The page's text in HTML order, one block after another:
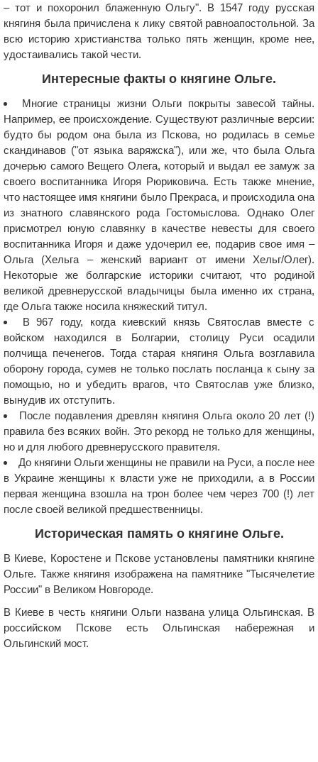
– тот и похоронил блаженную Ольгу". В 1547 году русская
княгиня была причислена к лику святой равноапостольной. За
всю историю христианства только пять женщин, кроме нее,
удостаивались такой чести.
Интересные факты о княгине Ольге.
Многие страницы жизни Ольги покрыты завесой тайны.
Например, ее происхождение. Существуют различные версии:
будто бы родом она была из Пскова, но родилась в семье
скандинавов ("от языка варяжска"), или же, что была Ольга
дочерью самого Вещего Олега, который и выдал ее замуж за
своего воспитанника Игоря Рюриковича. Есть также мнение,
что настоящее имя княгини было Прекраса, и происходила она
из знатного славянского рода Гостомыслова. Однако Олег
присмотрел юную славянку в качестве невесты для своего
воспитанника Игоря и даже удочерил ее, подарив свое имя –
Ольга (Хельга – женский вариант от имени Хельг/Олег).
Некоторые же болгарские историки считают, что родиной
великой древнерусской владычицы была именно их страна,
где Ольга также носила княжеский титул.
В 967 году, когда киевский князь Святослав вместе с
войском находился в Болгарии, столицу Руси осадили
полчища печенегов. Тогда старая княгиня Ольга возглавила
оборону города, сумев не только послать посланца к сыну за
помощью, но и убедить врагов, что Святослав уже близко,
вынудив их отступить.
После подавления древлян княгиня Ольга около 20 лет (!)
правила без всяких войн. Это рекорд не только для женщины,
но и для любого древнерусского правителя.
До княгини Ольги женщины не правили на Руси, а после нее
в Украине женщины к власти уже не приходили, а в России
первая женщина взошла на трон более чем через 700 (!) лет
после своей великой предшественницы.
Историческая память о княгине Ольге.
В Киеве, Коростене и Пскове установлены памятники княгине
Ольге. Также княгиня изображена на памятнике "Тысячелетие
России" в Великом Новгороде.
В Киеве в честь княгини Ольги названа улица Ольгинская. В
российском Пскове есть Ольгинская набережная и
Ольгинский мост.